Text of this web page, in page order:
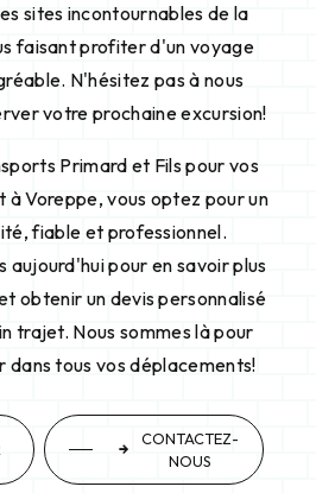
sites incontournables de la
faisant profiter d'un voyage
N'hésitez pas à nous
votre prochaine excursion!
Primard et Fils pour vos
à Voreppe, vous optez pour un
fiable et professionnel.
pour en savoir plus
obtenir un devis personnalisé
trajet. Nous sommes là pour
dans tous vos déplacements!
CONTACTEZ-
NOUS